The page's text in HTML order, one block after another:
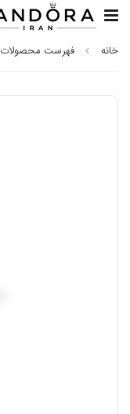
خانه فهرست محصولات